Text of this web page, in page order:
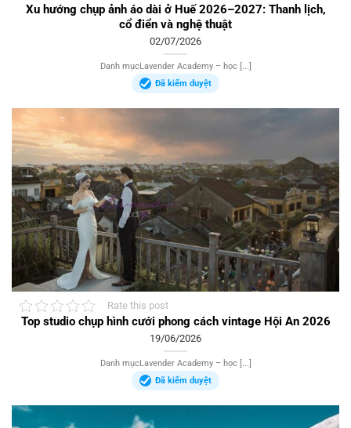
Xu hướng chụp ảnh áo dài ở Huế 2026–2027: Thanh lịch,
cổ điển và nghệ thuật
02/07/2026
Danh mụcLavender Academy – học [...]
Đã kiểm duyệt
Rate this post
Top studio chụp hình cưới phong cách vintage Hội An 2026
19/06/2026
Danh mụcLavender Academy – học [...]
Đã kiểm duyệt